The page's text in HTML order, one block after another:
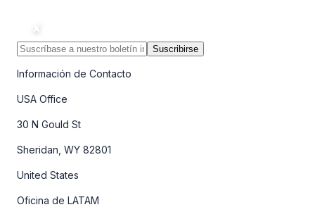
Suscribirse
Información de Contacto
USA Office
30 N Gould St
Sheridan, WY 82801
United States
Oficina de LATAM